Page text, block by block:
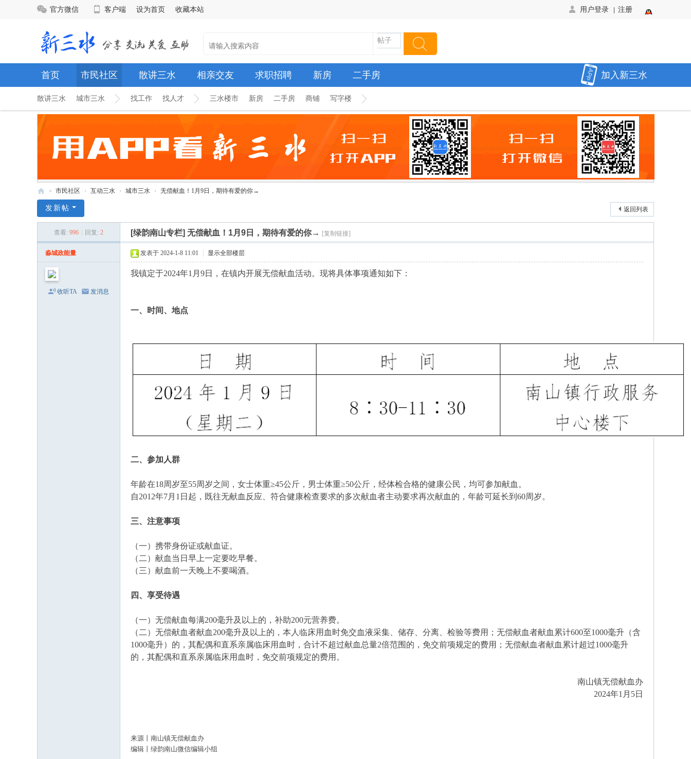
官方微信 客户端 设为首页 收藏本站 用户登录 注册
帖子
首页 市民社区 散讲三水 相亲交友 求职招聘 新房 二手房 加入新三水
散讲三水 城市三水 找工作 找人才 三水楼市 新房 二手房 商铺 写字楼
三
» 市民社区 › 互动三水 › 城市三水 › 无偿献血！1月9日，期待有爱的你→
返回列表
发新帖
查看: 996 回复: 2 [绿韵南山专栏] 无偿献血！1月9日，期待有爱的你→ [复制链接]
淼城政能量
收听TA 发消息
发表于 2024-1-8 11:01 显示全部楼层
我镇定于2024年1月9日，在镇内开展无偿献血活动。现将具体事项通知如下：
一、时间、地点
二、参加人群
年龄在18周岁至55周岁之间，女士体重≥45公斤，男士体重≥50公斤，经体检合格的健康公民，均可参加献血。
自2012年7月1日起，既往无献血反应、符合健康检查要求的多次献血者主动要求再次献血的，年龄可延长到60周岁。
三、注意事项
（一）携带身份证或献血证。
（二）献血当日早上一定要吃早餐。
（三）献血前一天晚上不要喝酒。
四、享受待遇
（一）无偿献血每满200毫升及以上的，补助200元营养费。
（二）无偿献血者献血200毫升及以上的，本人临床用血时免交血液采集、储存、分离、检验等费用；无偿献血者献血累计600至1000毫升（含
1000毫升）的，其配偶和直系亲属临床用血时，合计不超过献血总量2倍范围的，免交前项规定的费用；无偿献血者献血累计超过1000毫升
的，其配偶和直系亲属临床用血时，免交前项规定的费用。
南山镇无偿献血办
2024年1月5日
来源丨南山镇无偿献血办
编辑丨绿韵南山微信编辑小组